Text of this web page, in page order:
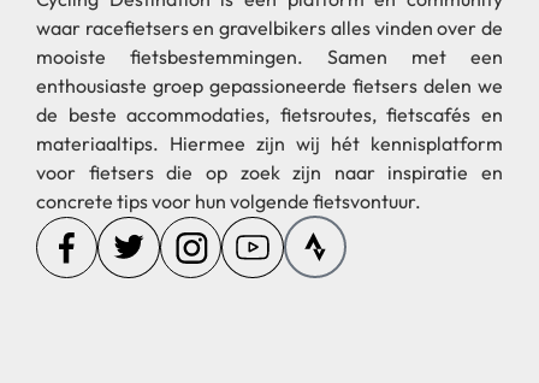
waar racefietsers en gravelbikers alles vinden over de
mooiste fietsbestemmingen. Samen met een
enthousiaste groep gepassioneerde fietsers delen we
de beste accommodaties, fietsroutes, fietscafés en
materiaaltips. Hiermee zijn wij hét kennisplatform
voor fietsers die op zoek zijn naar inspiratie en
concrete tips voor hun volgende fietsvontuur.